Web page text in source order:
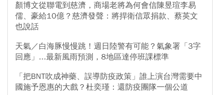
顏博文從聯電到慈濟，商場老將為何會信陳昱瑄李易
儒、豪給10億？慈濟發聲：將捍衛信眾捐款、蔡英文
也說話
天氣／白海豚慢慢跳！週日陸警有可能？氣象署「3字
回應」...最新風雨預測，8地區達停班課標準
「把BNT吹成神藥、誤導防疫政策」誰上演台灣需要中
國施予恩惠的大戲？杜奕瑾：還防疫團隊一個公道